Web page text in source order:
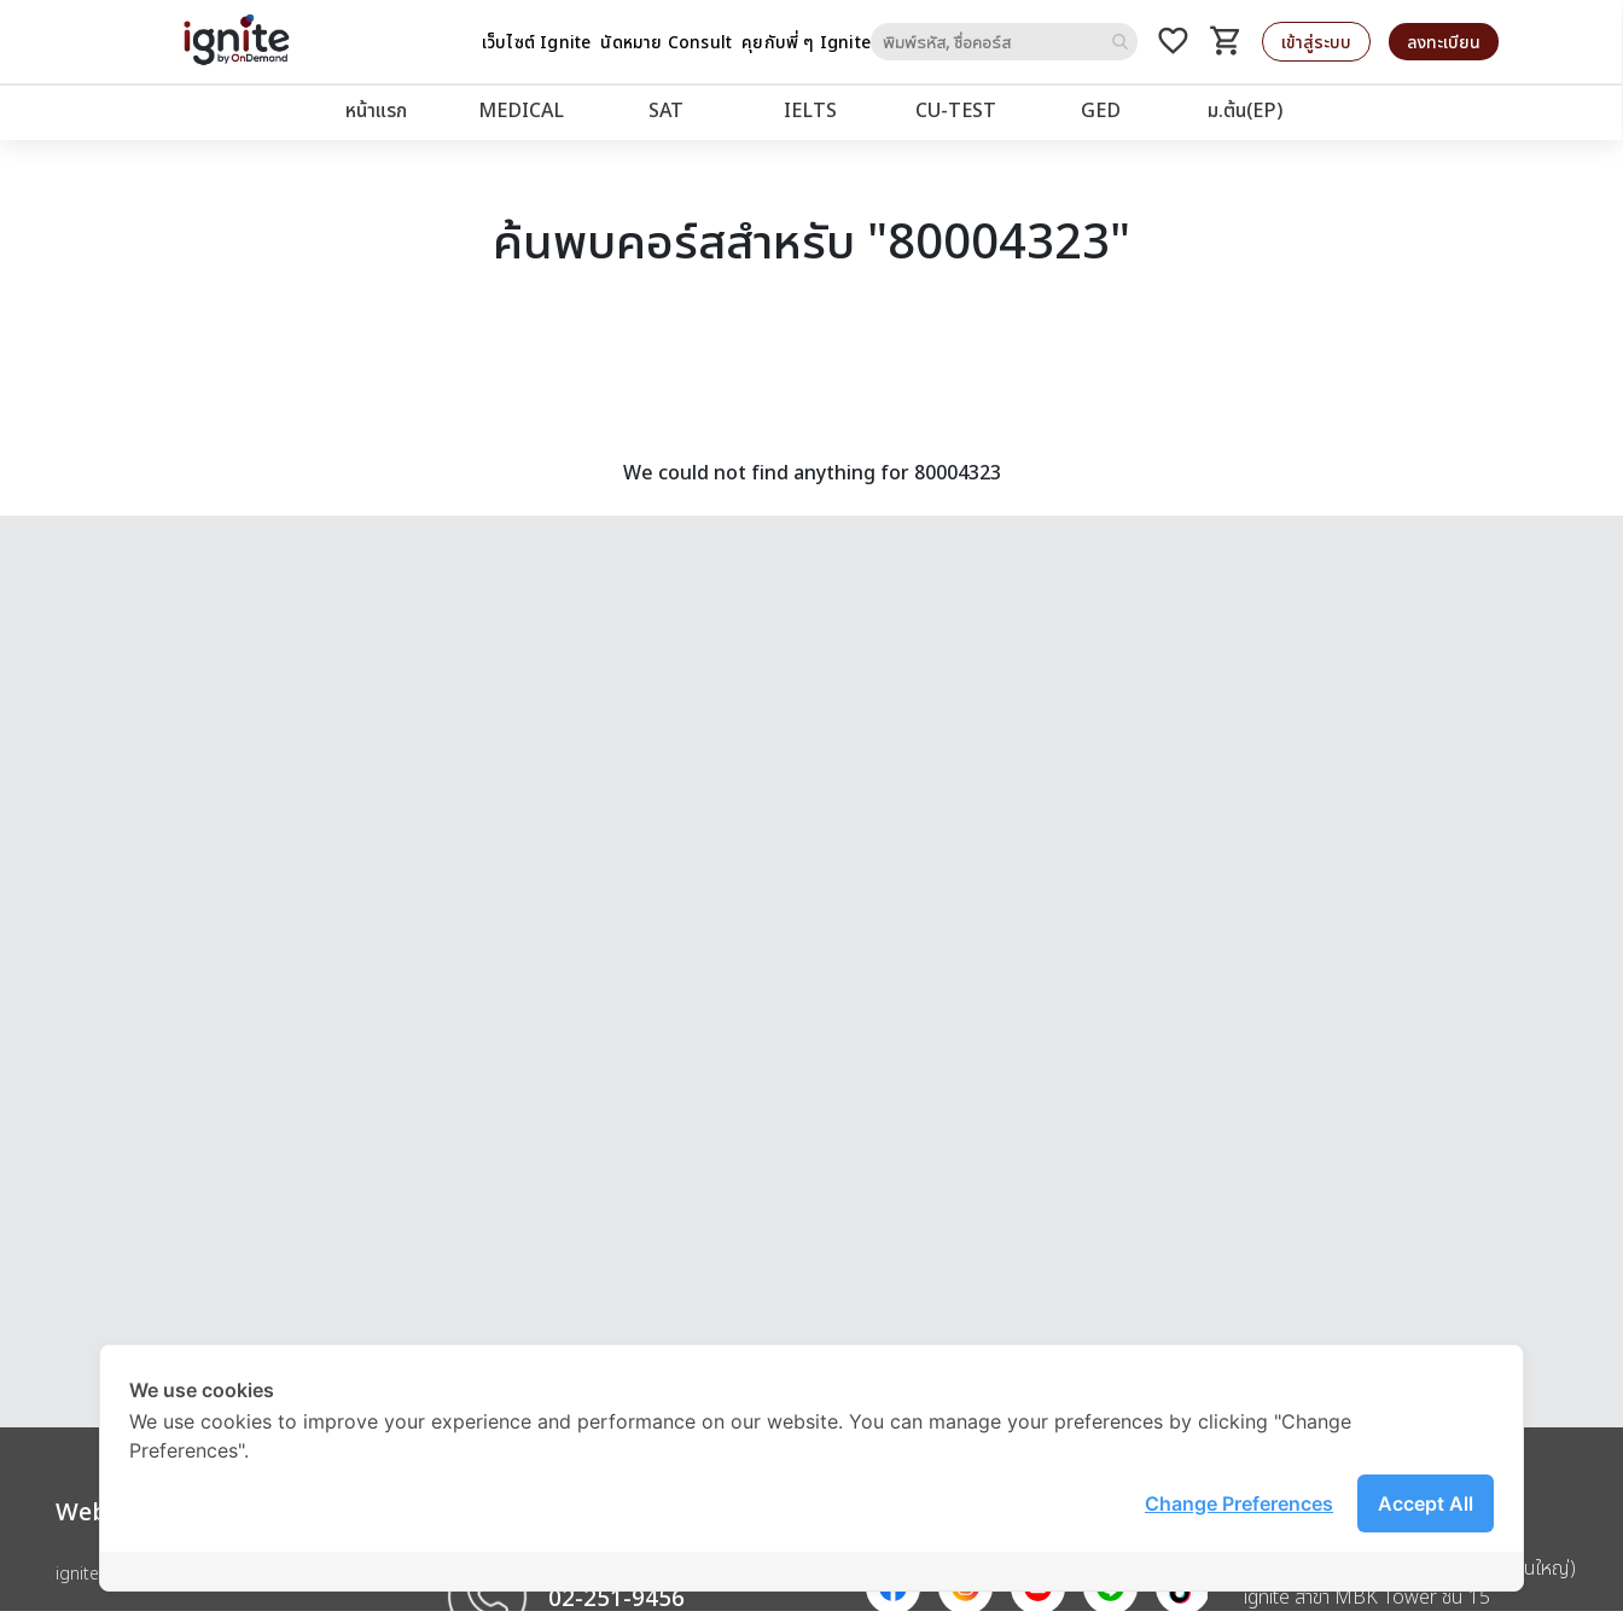
เว็บไซต์ Ignite นัดหมาย Consult คุยกับพี่ ๆ Igniteto
favorite_border shopping_cart
รถเข็น เข้าสู่ระบบ ลงทะเบียน
หน้าแรก MEDICAL SAT IELTS CU‑TEST GED ม.ต้น(EP)
ค้นพบคอร์สสำหรับ "80004323"
We could not find anything for 80004323
Website
ignite by OnDemand
02-251-9456
Address
บริษัท อิกไนท์ เอ สตาร์ จำกัด (สำนักงานใหญ่)
ignite สาขา MBK Tower ชั้น 15
We use cookies
We use cookies to improve your experience and performance on our website. You can manage your preferences by clicking "Change
Preferences".
Accept All
Change Preferences